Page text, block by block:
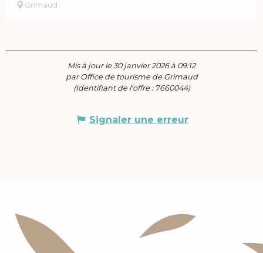
Grimaud
Mis à jour le 30 janvier 2026 à 09:12
par Office de tourisme de Grimaud
(Identifiant de l'offre : 7660044)
Signaler une erreur